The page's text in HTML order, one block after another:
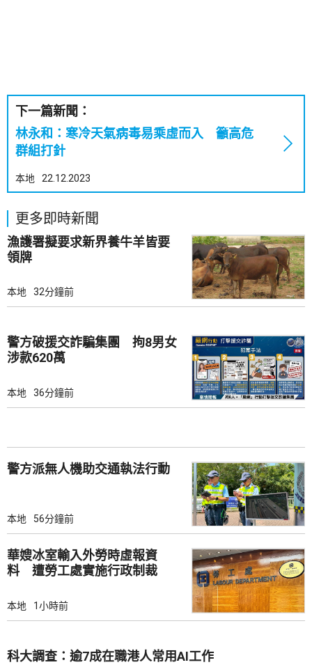
下一篇新聞：
林永和：寒冷天氣病毒易乘虛而入 籲高危
群組打針
本地 22.12.2023
更多即時新聞
漁護署擬要求新界養牛羊皆要
領牌
本地 32分鐘前
警方破援交詐騙集團 拘8男女
涉款620萬
本地 36分鐘前
警方派無人機助交通執法行動
本地 56分鐘前
華嫂冰室輸入外勞時虛報資
料 遭勞工處實施行政制裁
本地 1小時前
科大調查：逾7成在職港人常用AI工作